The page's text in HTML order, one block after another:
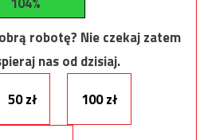
robotę? Nie czekaj zatem
nas od dzisiaj.
50 zł 100 zł